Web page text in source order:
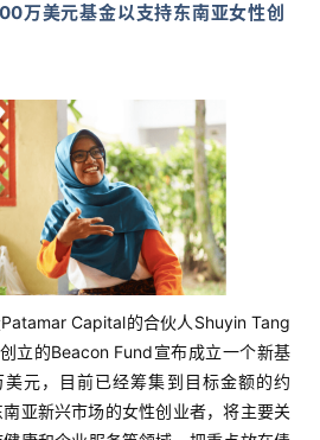
万美元基金以支持东南亚女性创
Capital的合伙人Shuyin Tang
立的Beacon Fund宣布成立一个新基
元，目前已经筹集到目标金额的约
亚新兴市场的女性创业者，将主要关